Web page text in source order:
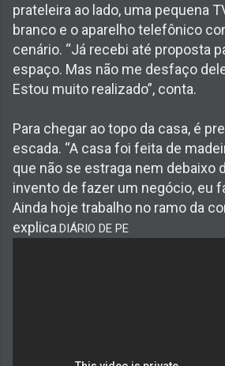
prateleira ao lado, uma pequena
branco e o aparelho telefônico
cenário. “Já recebi até proposta
espaço. Mas não me desfaço
Estou muito realizado”, conta.
Para chegar ao topo da casa, é
escada. “A casa foi feita de
que não se estraga nem debaixo
invento de fazer um negócio, eu
Ainda hoje trabalho no ramo da
explica .DIÁRIO DE PE